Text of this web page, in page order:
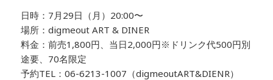
日時：7月29日（月）20:00〜
場所：digmeout ART & DINER
料金：前売1,800円、当日2,000円※ドリンク代500円別
途要、70名限定
予約TEL：06-6213-1007（digmeoutART&DIENR）